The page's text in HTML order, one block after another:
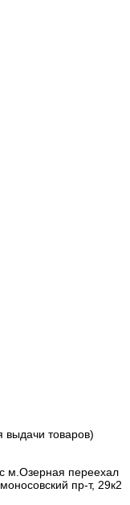
выдачи товаров)
м.Озерная переехал
пр-т, 29к2